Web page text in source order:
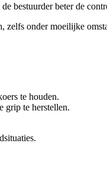
bestuurder beter de
zelfs onder moeilijke
te houden.
grip te herstellen.